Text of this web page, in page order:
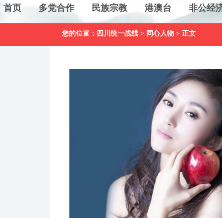
首页 多党合作 民族宗教 港澳台 非公经
您的位置： 四川统一战线 > 同心人物 > 正文